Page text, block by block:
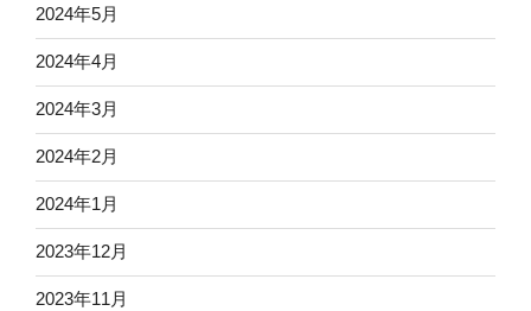
2024年5月
2024年4月
2024年3月
2024年2月
2024年1月
2023年12月
2023年11月